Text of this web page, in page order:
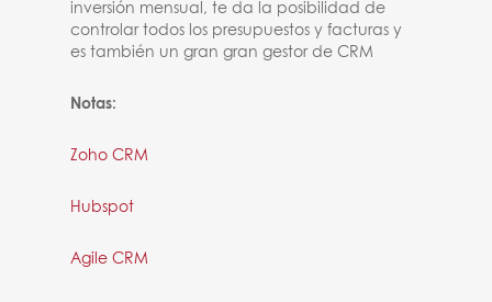
inversión mensual, te da la posibilidad de
controlar todos los presupuestos y facturas y
es también un gran gran gestor de CRM
Notas:
Zoho CRM
Hubspot
Agile CRM